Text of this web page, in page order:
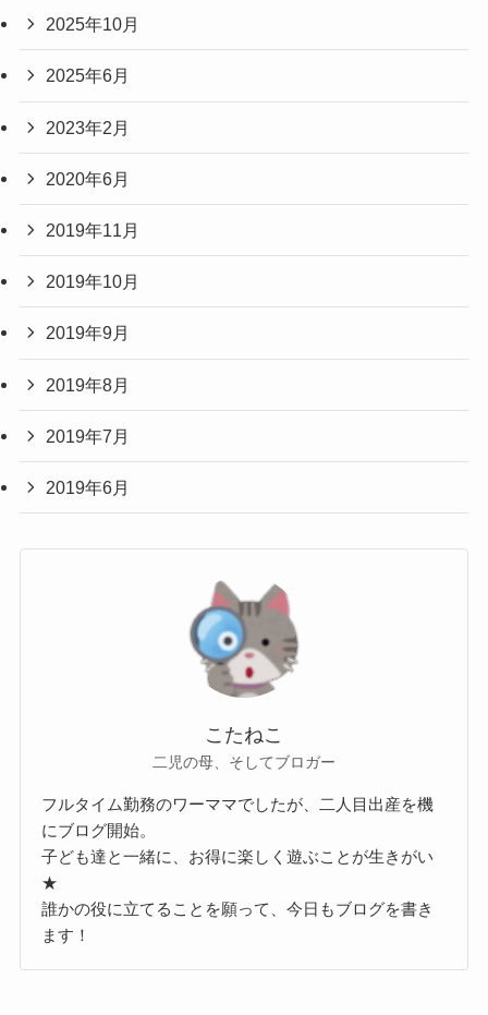
2025年10月
2025年6月
2023年2月
2020年6月
2019年11月
2019年10月
2019年9月
2019年8月
2019年7月
2019年6月
こたねこ
二児の母、そしてブロガー
フルタイム勤務のワーママでしたが、二人目出産を機
にブログ開始。
子ども達と一緒に、お得に楽しく遊ぶことが生きがい
★
誰かの役に立てることを願って、今日もブログを書き
ます！